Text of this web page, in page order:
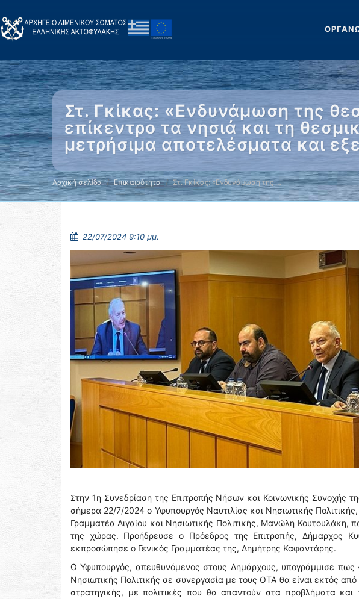
Στ. Γκίκας: «Ενδυνάμωση της
επίκεντρο τα νησιά και τη
μετρήσιμα αποτελέσματα και
Αρχική σελίδα Επικαιρότητα Στ. Γκίκας: «Ενδυνάμωση της …
22/07/2024 9:10 μμ.
Στην 1η Συνεδρίαση της Επιτροπής Νήσων και Κοινωνικής Συνοχής
σήμερα 22/7/2024 ο Υφυπουργός Ναυτιλίας και Νησιωτικής
Γραμματέα Αιγαίου και Νησιωτικής Πολιτικής, Μανώλη
της χώρας. Προήδρευσε ο Πρόεδρος της Επιτροπής, Δήμαρχος
εκπροσώπησε ο Γενικός Γραμματέας της, Δημήτρης Καφαντάρης.
Ο Υφυπουργός, απευθυνόμενος στους Δημάρχους, υπογράμμισε πως
Νησιωτικής Πολιτικής σε συνεργασία με τους ΟΤΑ θα είναι εκτός
στρατηγικής, με πολιτικές που θα απαντούν στα προβλήματα και